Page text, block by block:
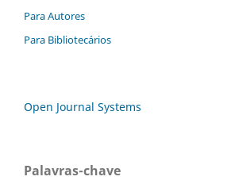
Para Autores
Para Bibliotecários
Open Journal Systems
Palavras-chave